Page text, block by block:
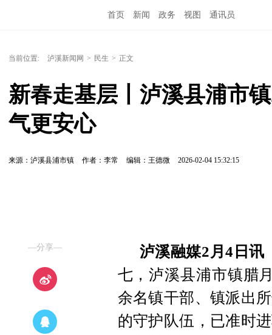
首页 新闻 政务 视图 通讯员
当前位置: 泸溪新闻网 > 民生 > 正文
新春走基层丨泸溪县浦市
气更安心
来源：泸溪县浦市镇 作者：李常 编辑：王德微 2026-02-04 15:32:15
—分享— 泸溪融媒2月4日讯
七，泸溪县浦市镇腊
余名镇干部、镇派出
的守护队伍，已准时